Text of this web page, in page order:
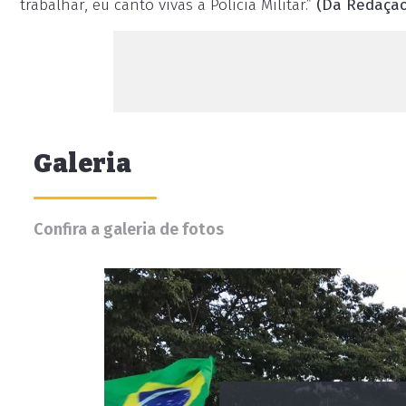
trabalhar, eu canto vivas à Polícia Militar.” (Da
Galeria
Confira a galeria de fotos